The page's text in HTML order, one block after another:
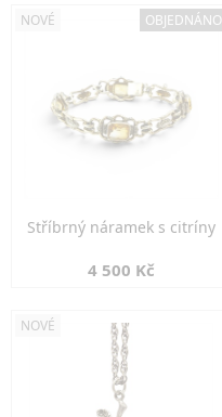
NOVÉ OBJEDNÁNO
Stříbrný náramek s citríny
4 500 Kč
NOVÉ